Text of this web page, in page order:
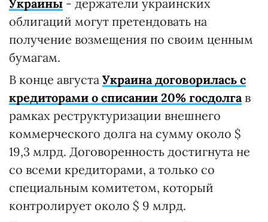
Украины - держатели украинских
облигаций могут претендовать на
получение возмещения по своим ценным
бумагам.
В конце августа Украина договорилась с
кредиторами о списании 20% госдолгав
рамках реструктуризации внешнего
коммерческого долга на сумму около $
19,3 млрд. Договоренность достигнута не
со всеми кредиторами, а только со
специальным комитетом, который
контролирует около $ 9 млрд.